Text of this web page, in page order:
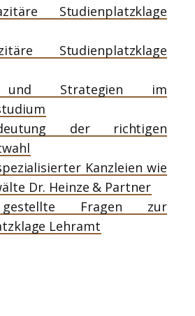
Studienplatzklage
Studienplatzklage
und Strategien im
der richtigen
Kanzleien wie
Dr. Heinze & Partner
Fragen zur
Lehramt